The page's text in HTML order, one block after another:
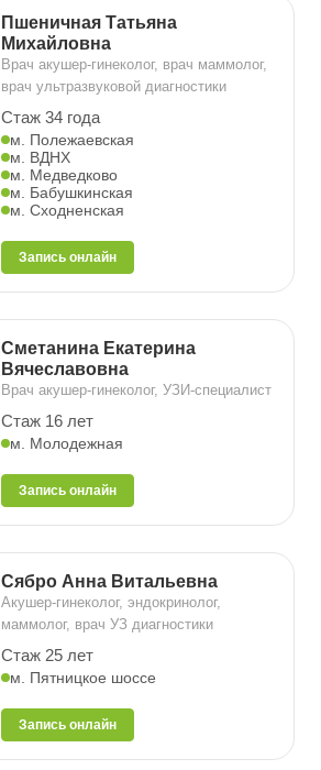
Пшеничная Татьяна
Михайловна
Врач акушер-гинеколог, врач маммолог,
врач ультразвуковой диагностики
Стаж 34 года
м. Полежаевская
м. ВДНХ
м. Медведково
м. Бабушкинская
м. Сходненская
Запись онлайн
Сметанина Екатерина
Вячеславовна
Врач акушер-гинеколог, УЗИ-специалист
Стаж 16 лет
м. Молодежная
Запись онлайн
Сябро Анна Витальевна
Акушер-гинеколог, эндокринолог,
маммолог, врач УЗ диагностики
Стаж 25 лет
м. Пятницкое шоссе
Запись онлайн